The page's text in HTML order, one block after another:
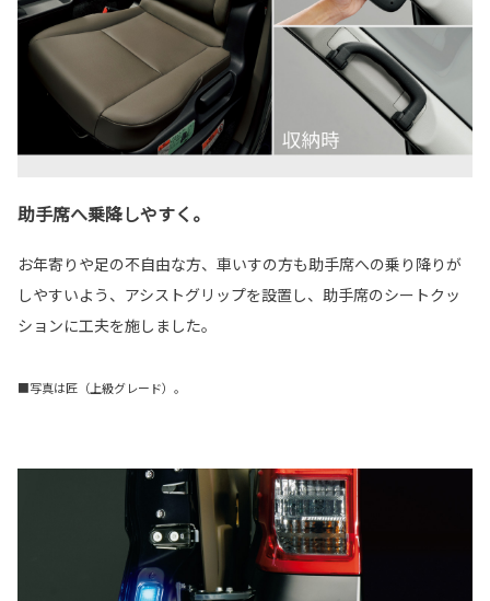
助手席へ乗降しやすく。
お年寄りや足の不自由な方、車いすの方も助手席への乗り降りが
しやすいよう、アシストグリップを設置し、助手席のシートクッ
ションに工夫を施しました。
■写真は匠（上級グレード）。